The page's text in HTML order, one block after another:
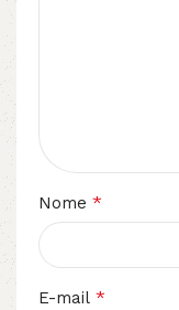
Nome *
E-mail *